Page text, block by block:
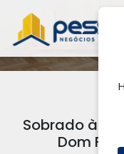
Sobrado à
Dom